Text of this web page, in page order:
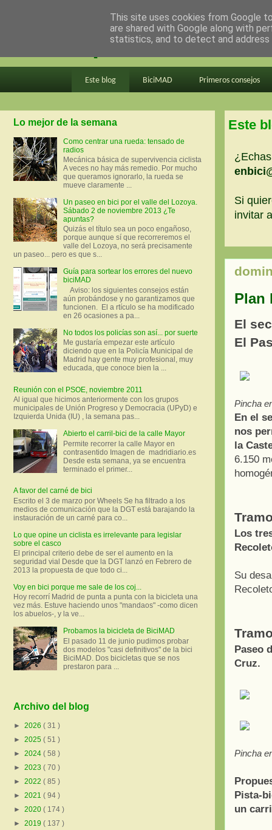
en bici por madrid
Este blog BiciMAD Primeros consejos
Este
Si
invitar
Plan
El
El
Pincha
En el
nos
la
6.150
Los
Su
Paseo
Cruz.
Pincha
Pista-
un
Lo mejor de la semana
Como centrar una rueda: tensado de
radios
Mecánica básica de supervivencia ciclista
A veces no hay más remedio. Por mucho
que queramos ignorarlo, la rueda se
mueve claramente ...
Un paseo en bici por el valle del Lozoya.
Sábado 2 de noviembre 2013 ¿Te
apuntas?
Quizás el título sea un poco engañoso,
porque aunque sí que recorreremos el
valle del Lozoya, no será precisamente
un paseo... pero es que s...
Guía para sortear los errores del nuevo
biciMAD
Aviso: los siguientes consejos están
aún probándose y no garantizamos que
funcionen. El a rtículo se ha modificado
en 26 ocasiones a pa...
No todos los policías son así... por suerte
Me gustaría empezar este artículo
diciendo que en la Policía Municipal de
Madrid hay gente muy profesional, muy
educada, que conoce bien la ...
Reunión con el PSOE, noviembre 2011
Al igual que hicimos anteriormente con los grupos
municipales de Unión Progreso y Democracia (UPyD) e
Izquierda Unida (IU) , la semana pas...
Abierto el carril-bici de la calle Mayor
Permite recorrer la calle Mayor en
contrasentido Imagen de madridiario.es
Desde esta semana, ya se encuentra
terminado el primer...
A favor del carné de bici
Escrito el 3 de marzo por Wheels Se ha filtrado a los
medios de comunicación que la DGT está barajando la
instauración de un carné para co...
Lo que opine un ciclista es irrelevante para legislar
sobre el casco
El principal criterio debe de ser el aumento en la
seguridad vial Desde que la DGT lanzó en Febrero de
2013 la propuesta de que todo ci...
Voy en bici porque me sale de los coj...
Hoy recorrí Madrid de punta a punta con la bicicleta una
vez más. Estuve haciendo unos "mandaos" -como dicen
los abuelos-, y la ve...
Probamos la bicicleta de BiciMAD
El pasado 11 de junio pudimos probar
dos modelos "casi definitivos" de la bici
BiciMAD. Dos bicicletas que se nos
prestaron para ...
Archivo del blog
► 2026 ( 31 )
► 2025 ( 51 )
► 2024 ( 58 )
► 2023 ( 70 )
► 2022 ( 85 )
► 2021 ( 94 )
► 2020 ( 174 )
► 2019 ( 137 )
This site uses cookies from Google
are shared with Google along with
statistics, and to detect and address